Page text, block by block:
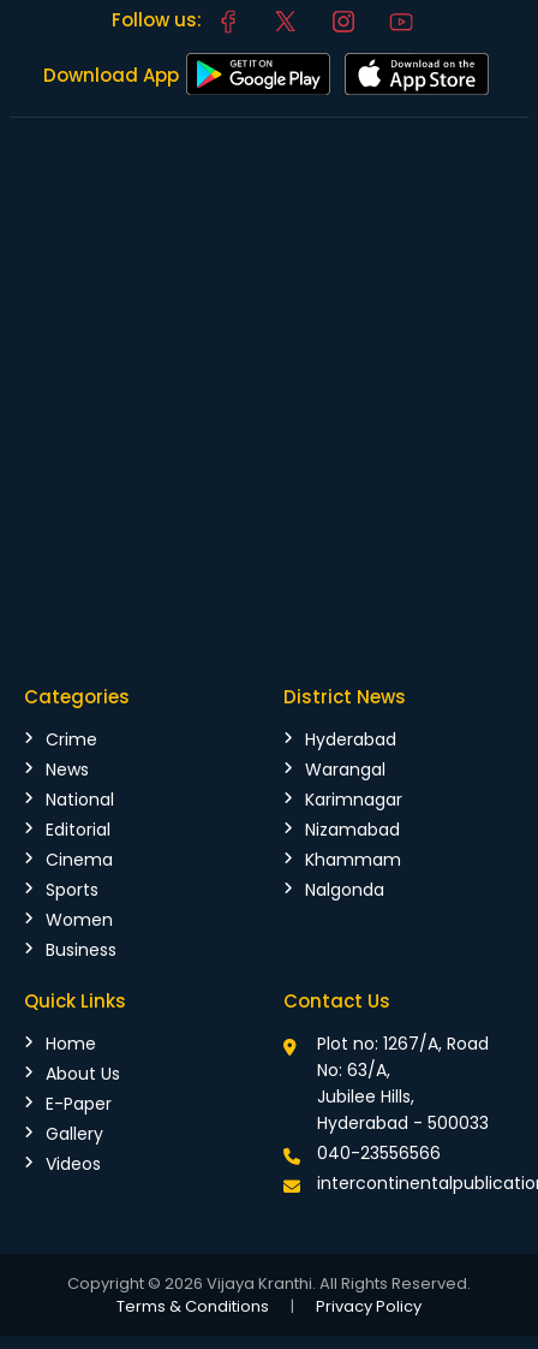
Follow us:
Download App
Categories
Crime
News
National
Editorial
Cinema
Sports
Women
Business
District News
Hyderabad
Warangal
Karimnagar
Nizamabad
Khammam
Nalgonda
Quick Links
Home
About Us
E-Paper
Gallery
Videos
Contact Us
Plot no: 1267/A, Road
No: 63/A,
Jubilee Hills,
Hyderabad - 500033
040-23556566
Copyright © 2026 Vijaya Kranthi. All Rights Reserved.
Terms & Conditions
| Privacy Policy